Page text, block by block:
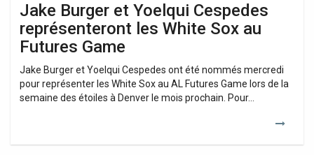
Jake Burger et Yoelqui Cespedes
représenteront les White Sox au
Futures Game
Jake Burger et Yoelqui Cespedes ont été nommés mercredi
pour représenter les White Sox au AL Futures Game lors de la
semaine des étoiles à Denver le mois prochain. Pour…